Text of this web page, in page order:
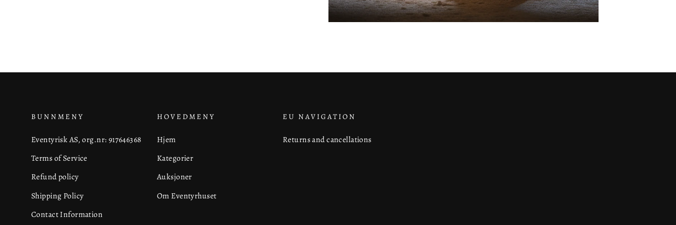
BUNNMENY
Eventyrisk AS, org.nr: 917646368
Terms of Service
Refund policy
Shipping Policy
Contact Information
HOVEDMENY
Hjem
Kategorier
Auksjoner
Om Eventyrhuset
EU NAVIGATION
Returns and cancellations